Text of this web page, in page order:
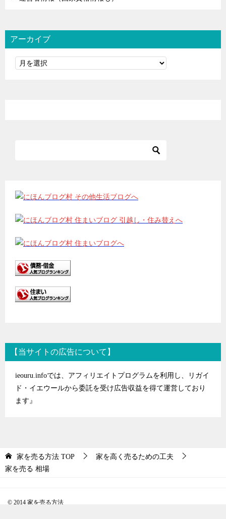
アーカイブ
【当サイトの広告について】
ieouru.infoでは、アフィリエイトプログラムを利用し、リガイ
ド・イエウールから委託を受け広告収益を得て運営しており
ます』
家を売る方法 TOP
家を高く売るための工夫
家を売る 相場
© 2014 家を売る方法